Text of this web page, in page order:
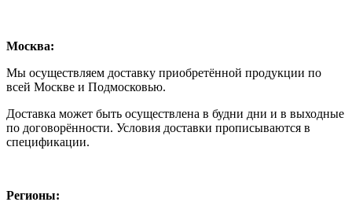
Москва:
Мы осуществляем доставку приобретённой продукции по
всей Москве и Подмосковью.
Доставка может быть осуществлена в будни дни и в выходные
по договорённости. Условия доставки прописываются в
спецификации.
Регионы: